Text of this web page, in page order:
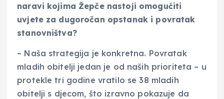
naravi kojima Žepče nastoji omogućiti
uvjete za dugoročan opstanak i povratak
stanovništva?
– Naša strategija je konkretna. Povratak
mladih obitelji jedan je od naših prioriteta – u
protekle tri godine vratilo se 38 mladih
obitelji s djecom, što izravno pokazuje da